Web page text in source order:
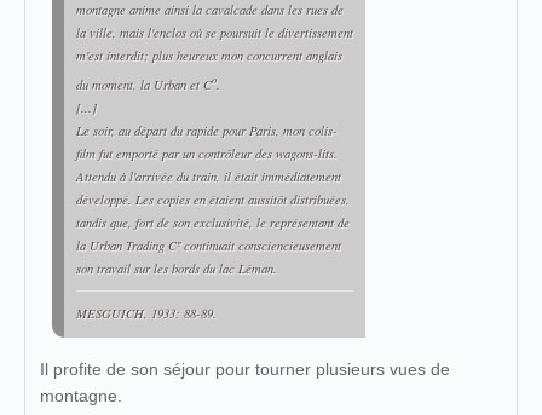
montagne anime ainsi la cavalcade dans les rues de
la ville, mais l'enclos où se poursuit le divertissement
m'est interdit; plus heureux mon concurrent anglais
du moment, la Urban et Co.
[...]
Le soir, au départ du rapide pour Paris, mon colis-
film fut emporté par un contrôleur des wagons-lits.
Attendu à l'arrivée du train, il était immédiatement
développé. Les copies en étaient aussitôt distribuées,
tandis que, fort de son exclusivité, le représentant de
la Urban Trading Cº continuait consciencieusement
son travail sur les bords du lac Léman.
MESGUICH, 1933: 88-89.
Il profite de son séjour pour tourner plusieurs vues de
montagne.